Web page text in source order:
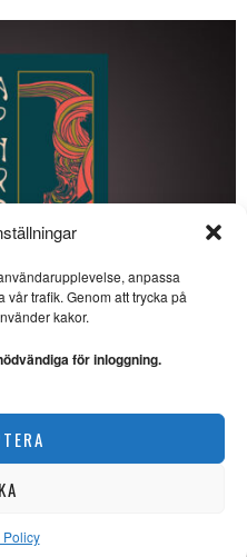
anpassa
trafik. Genom att trycka på
kakor.
för inloggning.
än i dag